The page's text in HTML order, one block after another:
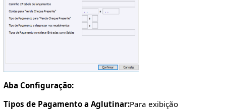
Aba Configuração:
Tipos de Pagamento a Aglutinar:Para exibição